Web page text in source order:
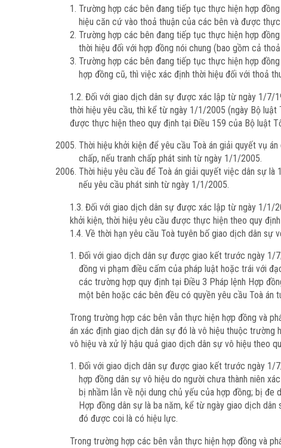
Trường hợp các bên đang tiếp tục thực hiện hợp
hiệu căn cứ vào thoả thuận của các bên và được
Trường hợp các bên đang tiếp tục thực hiện hợp
thời hiệu đối với hợp đồng nói chung (bao gồm cả
Trường hợp các bên đang tiếp tục thực hiện hợp
hợp đồng cũ, thì việc xác định thời hiệu đối với thoả
1.2. Đối với giao dịch dân sự được xác lập từ ngày 1/7/
thời hiệu yêu cầu, thì kể từ ngày 1/1/2005 (ngày Bộ
được thực hiện theo quy định tại Điều 159 của Bộ luật
Thời hiệu khởi kiện để yêu cầu Toà án giải quyết vụ
chấp, nếu tranh chấp phát sinh từ ngày 1/1/2005.
Thời hiệu yêu cầu để Toà án giải quyết việc dân sự
nếu yêu cầu phát sinh từ ngày 1/1/2005.
1.3. Đối với giao dịch dân sự được xác lập từ ngày 1/1/
khởi kiện, thời hiệu yêu cầu được thực hiện theo quy
1.4. Về thời hạn yêu cầu Toà tuyên bố giao dịch dân sự
Đối với giao dịch dân sự được giao kết trước ngày 1/
đồng vi phạm điều cấm của pháp luật hoặc trái với
các trường hợp quy định tại Điều 3 Pháp lệnh Hợp
một bên hoặc các bên đều có quyền yêu cầu Toà án
Trong trường hợp các bên vẫn thực hiện hợp đồng và
án xác định giao dịch dân sự đó là vô hiệu thuộc
vô hiệu và xử lý hậu quả giao dịch dân sự vô hiệu theo
Đối với giao dịch dân sự được giao kết trước ngày 1/
hợp đồng dân sự vô hiệu do người chưa thành niên
bị nhầm lẫn về nội dung chủ yếu của hợp đồng; bị
Hợp đồng dân sự là ba năm, kể từ ngày giao dịch
đó được coi là có hiệu lực.
Trong trường hợp các bên vẫn thực hiện hợp đồng và